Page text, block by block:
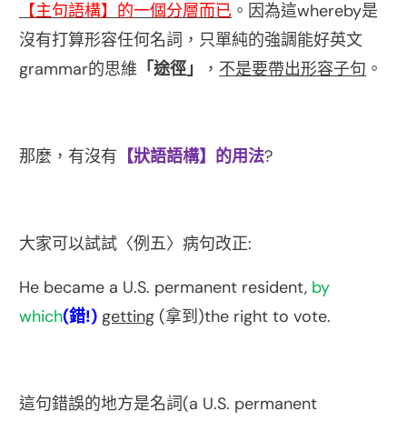
【主句語構】的一個分層而已 。因為這whereby是
沒有打算形容任何名詞，只單純的強調能好英文
grammar的思維 「途徑」 ， 不是要帶出形容子句 。
那麼，有沒有 【狀語語構】的用法?
大家可以試試〈例五〉病句改正:
He became a U.S. permanent resident, by
which(錯!) getting (拿到 )the right to vote.
這句錯誤的地方是名詞 (a U.S. permanent